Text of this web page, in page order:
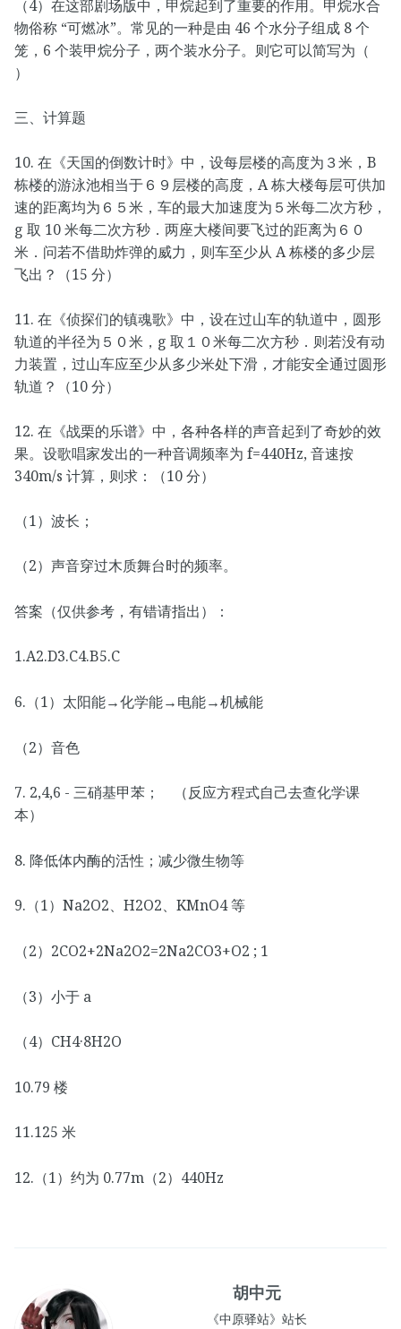
（4）在这部剧场版中，甲烷起到了重要的作用。甲烷水合
物俗称 “可燃冰”。常见的一种是由 46 个水分子组成 8 个
笼，6 个装甲烷分子，两个装水分子。则它可以简写为（
）
三、计算题
10. 在《天国的倒数计时》中，设每层楼的高度为３米，B
栋楼的游泳池相当于６９层楼的高度，A 栋大楼每层可供加
速的距离均为６５米，车的最大加速度为５米每二次方秒，
g 取 10 米每二次方秒．两座大楼间要飞过的距离为６０
米．问若不借助炸弹的威力，则车至少从 A 栋楼的多少层
飞出？（15 分）
11. 在《侦探们的镇魂歌》中，设在过山车的轨道中，圆形
轨道的半径为５０米，g 取１０米每二次方秒．则若没有动
力装置，过山车应至少从多少米处下滑，才能安全通过圆形
轨道？（10 分）
12. 在《战栗的乐谱》中，各种各样的声音起到了奇妙的效
果。设歌唱家发出的一种音调频率为 f=440Hz, 音速按
340m/s 计算，则求：（10 分）
（1）波长；
（2）声音穿过木质舞台时的频率。
答案（仅供参考，有错请指出）：
1.A2.D3.C4.B5.C
6.（1）太阳能→化学能→电能→机械能
（2）音色
7. 2,4,6 - 三硝基甲苯； （反应方程式自己去查化学课
本）
8. 降低体内酶的活性；减少微生物等
9.（1）Na2O2、H2O2、KMnO4 等
（2）2CO2+2Na2O2=2Na2CO3+O2 ; 1
（3）小于 a
（4）CH4·8H2O
10.79 楼
11.125 米
12.（1）约为 0.77m（2）440Hz
胡中元
《中原驿站》站长